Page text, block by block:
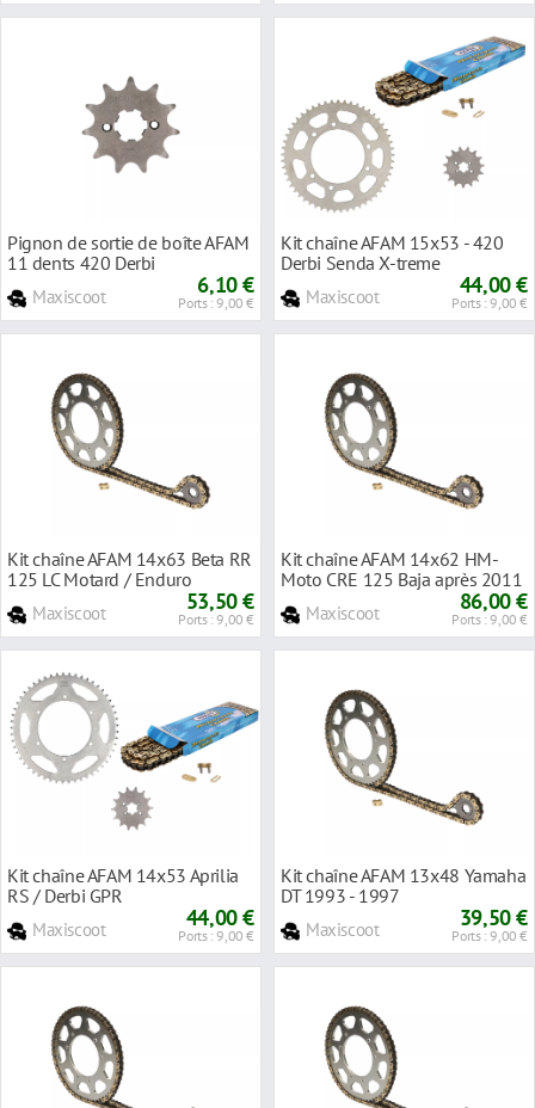
Pignon de sortie de boîte AFAM
11 dents 420 Derbi
Maxiscoot 6,10 €
Ports : 9,00 €
Kit chaîne AFAM 15x53 - 420
Derbi Senda X-treme
Maxiscoot 44,00 €
Ports : 9,00 €
Kit chaîne AFAM 14x63 Beta RR
125 LC Motard / Enduro
Maxiscoot 53,50 €
Ports : 9,00 €
Kit chaîne AFAM 14x62 HM-
Moto CRE 125 Baja après 2011
Maxiscoot 86,00 €
Ports : 9,00 €
Kit chaîne AFAM 14x53 Aprilia
RS / Derbi GPR
Maxiscoot 44,00 €
Ports : 9,00 €
Kit chaîne AFAM 13x48 Yamaha
DT 1993 - 1997
Maxiscoot 39,50 €
Ports : 9,00 €